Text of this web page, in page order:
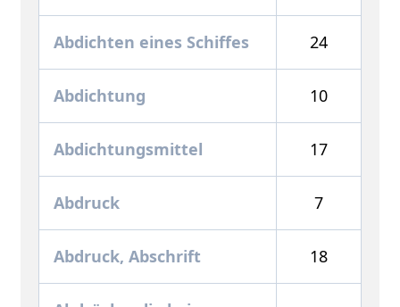
Abdichten eines Schiffes 24
Abdichtung 10
Abdichtungsmittel 17
Abdruck 7
Abdruck, Abschrift 18